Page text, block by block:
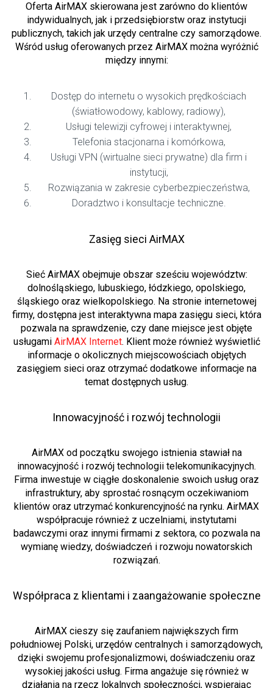
Oferta AirMAX skierowana jest zarówno do klientów
indywidualnych, jak i przedsiębiorstw oraz instytucji
publicznych, takich jak urzędy centralne czy samorządowe.
Wśród usług oferowanych przez AirMAX można wyróżnić
między innymi:
Dostęp do internetu o wysokich prędkościach
(światłowodowy, kablowy, radiowy),
Usługi telewizji cyfrowej i interaktywnej,
Telefonia stacjonarna i komórkowa,
Usługi VPN (wirtualne sieci prywatne) dla firm i
instytucji,
Rozwiązania w zakresie cyberbezpieczeństwa,
Doradztwo i konsultacje techniczne.
Zasięg sieci AirMAX
Sieć AirMAX obejmuje obszar sześciu województw:
dolnośląskiego, lubuskiego, łódzkiego, opolskiego,
śląskiego oraz wielkopolskiego. Na stronie internetowej
firmy, dostępna jest interaktywna mapa zasięgu sieci, która
pozwala na sprawdzenie, czy dane miejsce jest objęte
usługami AirMAX Internet. Klient może również wyświetlić
informacje o okolicznych miejscowościach objętych
zasięgiem sieci oraz otrzymać dodatkowe informacje na
temat dostępnych usług.
Innowacyjność i rozwój technologii
AirMAX od początku swojego istnienia stawiał na
innowacyjność i rozwój technologii telekomunikacyjnych.
Firma inwestuje w ciągłe doskonalenie swoich usług oraz
infrastruktury, aby sprostać rosnącym oczekiwaniom
klientów oraz utrzymać konkurencyjność na rynku. AirMAX
współpracuje również z uczelniami, instytutami
badawczymi oraz innymi firmami z sektora, co pozwala na
wymianę wiedzy, doświadczeń i rozwoju nowatorskich
rozwiązań.
Współpraca z klientami i zaangażowanie społeczne
AirMAX cieszy się zaufaniem największych firm
południowej Polski, urzędów centralnych i samorządowych,
dzięki swojemu profesjonalizmowi, doświadczeniu oraz
wysokiej jakości usług. Firma angażuje się również w
działania na rzecz lokalnych społeczności, wspierając